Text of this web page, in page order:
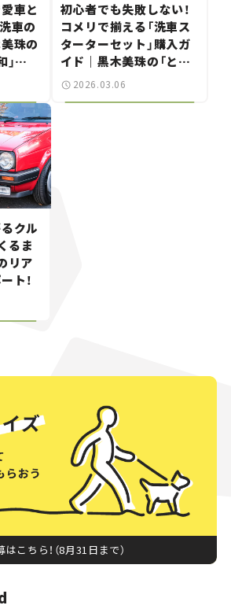
車と
車の
珠の
初⼼者でも失敗しない！
コメリで揃える「洗⾞ス
ターターセット」購入ガ
イド｜黒木美珠の「とき
めく洗車日和」vol.01
2026.03.06
クル
るま
リア
ト！
はこちら！（8月31日まで）